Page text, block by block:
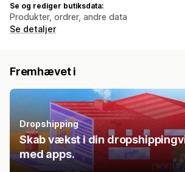
Se og rediger butiksdata:
Produkter, ordrer, andre data
Se detaljer
Fremhævet i
Dropshipping
Skab vækst i din
med apps.